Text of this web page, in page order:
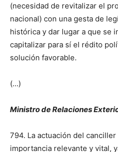
(necesidad de revitalizar el
nacional) con una gesta de
histórica y dar lugar a que se
capitalizar para sí el rédito
solución favorable.
(…)
Ministro de Relaciones
794. La actuación del
importancia relevante y vital,